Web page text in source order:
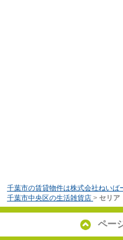
千葉市の賃貸物件は株式会社ねいば
千葉市中央区の生活雑貨店 > セリ
ペー